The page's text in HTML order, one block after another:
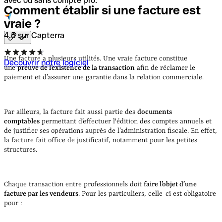
4.5 sur Capterra
Découvrir notre logiciel
Comment établir si une facture est
vraie ?
Une facture a plusieurs utilités. Une vraie facture constitue
unepreuve de l’existence de la transaction afin de réclamer le
paiement et d’assurer une garantie dans la relation commerciale.
Par ailleurs, la facture fait aussi partie des documents
comptables permettant d’effectuer l'édition des comptes annuels et
de justifier ses opérations auprès de l’administration fiscale. En effet,
la facture fait office de justificatif, notamment pour les petites
structures.
Chaque transaction entre professionnels doit faire l’objet d’une
facture par les vendeurs. Pour les particuliers, celle-ci est obligatoire
pour :